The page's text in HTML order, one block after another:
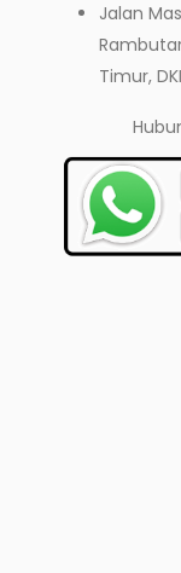
Jalan
Timur,